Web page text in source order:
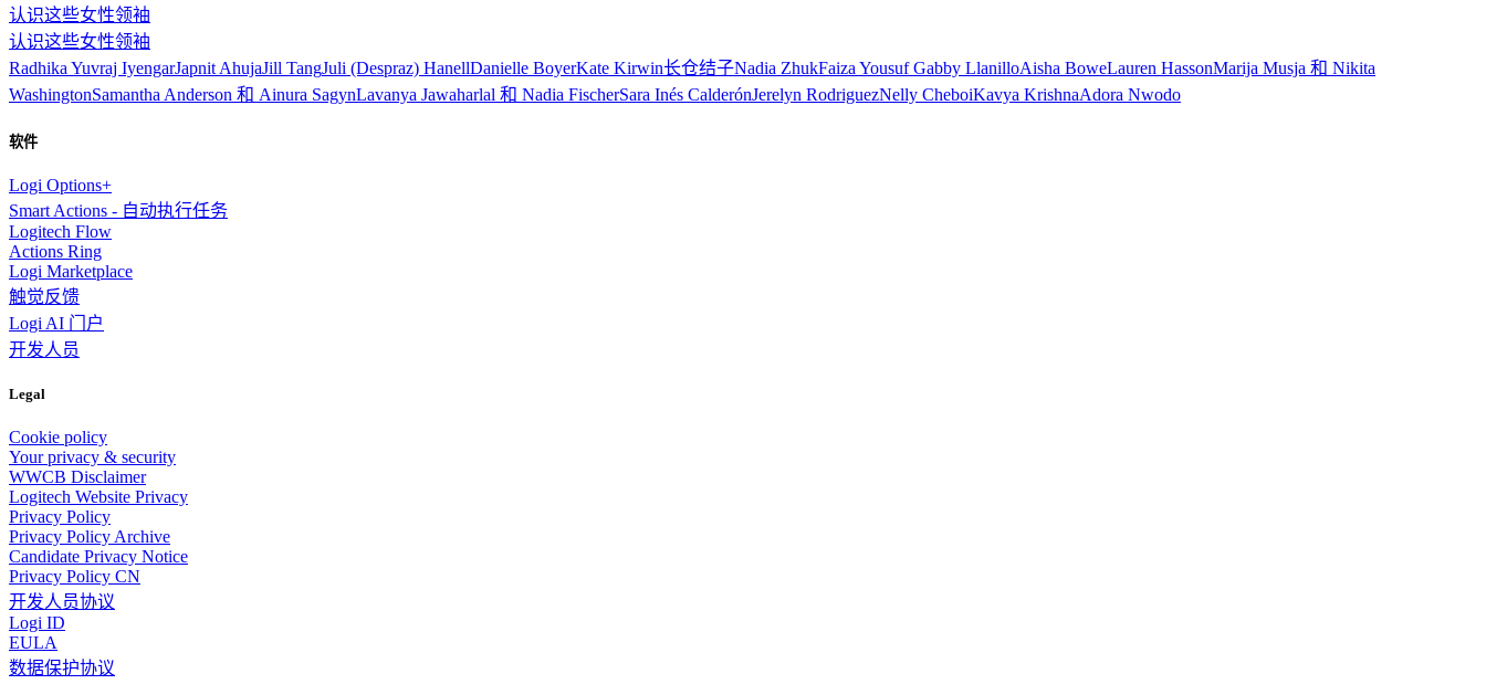
认识这些女性领袖
认识这些女性领袖
Radhika Yuvraj IyengarJapnit AhujaJill TangJuli (Despraz) HanellDanielle BoyerKate Kirwin长仓结子Nadia ZhukFaiza YousufGabby LlanilloAisha BoweLauren HassonMarija Musja 和 Nikita
WashingtonSamantha Anderson 和 Ainura SagynLavanya Jawaharlal 和 Nadia FischerSara Inés CalderónJerelyn RodriguezNelly CheboiKavya KrishnaAdora Nwodo
软件
Logi Options+
Smart Actions - 自动执行任务
Logitech Flow
Actions Ring
Logi Marketplace
触觉反馈
Logi AI 门户
开发人员
Legal
Cookie policy
Your privacy & security
WWCB Disclaimer
Logitech Website Privacy
Privacy Policy
Privacy Policy Archive
Candidate Privacy Notice
Privacy Policy CN
开发人员协议
Logi ID
EULA
数据保护协议